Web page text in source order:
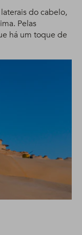
do cabelo,
Pelas
há um toque de